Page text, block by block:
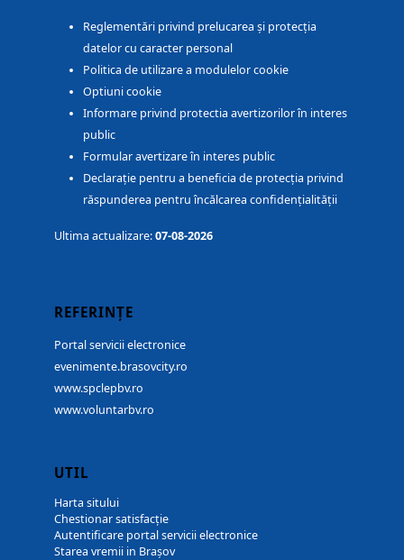
Reglementări privind prelucarea și protecția
datelor cu caracter personal
Politica de utilizare a modulelor cookie
Optiuni cookie
Informare privind protectia avertizorilor în interes
public
Formular avertizare în interes public
Declarație pentru a beneficia de protecția privind
răspunderea pentru încălcarea confidențialității
Ultima actualizare:07-08-2026
REFERINȚE
Portal servicii electronice
evenimente.brasovcity.ro
www.spclepbv.ro
www.voluntarbv.ro
UTIL
Harta sitului
Chestionar satisfacție
Autentificare portal servicii electronice
Starea vremii in Brașov